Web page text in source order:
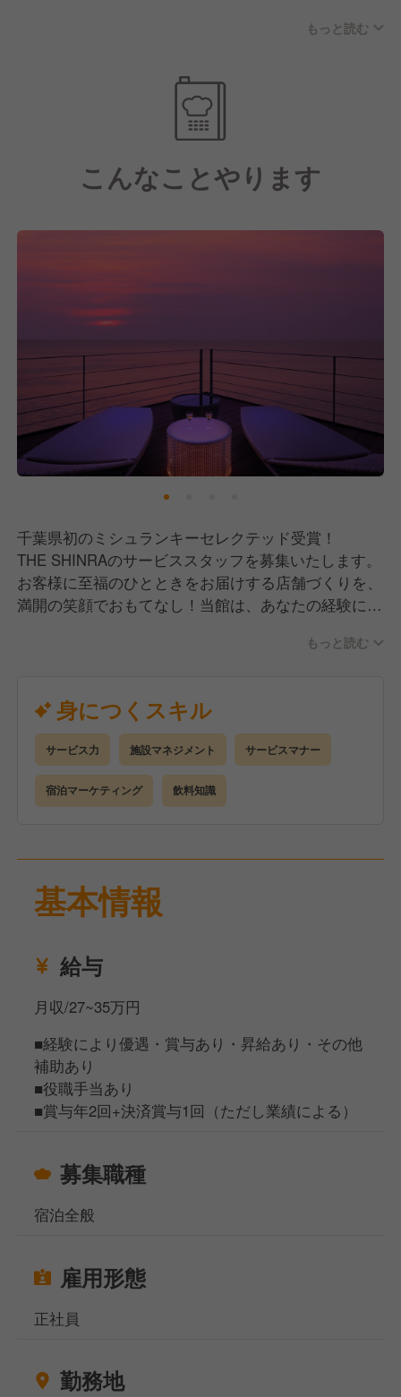
「こだわり」がわかる、それが「本物の美味さ」へと
もっと読む
こんなことやります
千葉県初のミシュランキーセレクテッド受賞！
THE SHINRAのサービススタッフを募集いたします。
お客様に至福のひとときをお届けする店舗づくりを、
満開の笑顔でおもてなし！当館は、あなたの経験に応
務内容としては、フロント業務、レストラン業務、店
全般などになります。
もっと読む
身につくスキル
サービス力 施設マネジメント サービスマナー
宿泊マーケティング 飲料知識
基本情報
給与
月収/27~35万円
■経験により優遇・賞与あり・昇給あり・その他
補助あり
■役職手当あり
■賞与年2回+決済賞与1回（ただし業績による）
募集職種
宿泊全般
雇用形態
正社員
勤務地